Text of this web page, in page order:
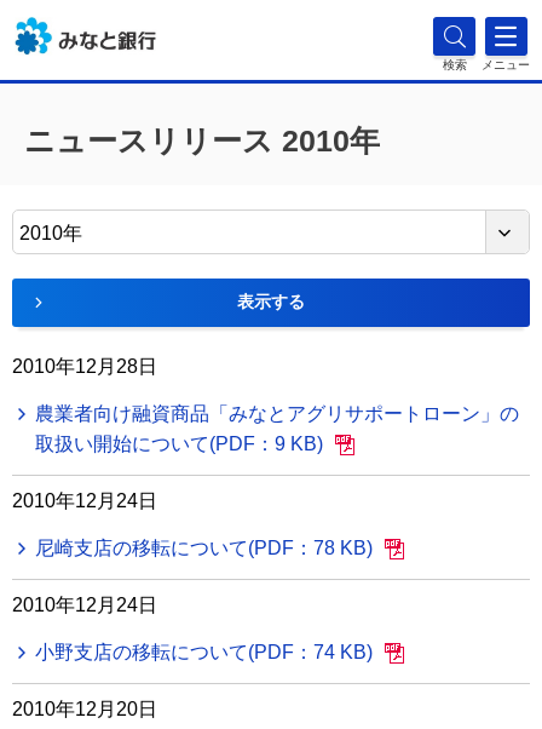
検索 メニュー
ニュースリリース 2010年
2010年
表示する
2010年12月28日
農業者向け融資商品「みなとアグリサポートローン」の
取扱い開始について(PDF：9 KB)
2010年12月24日
尼崎支店の移転について(PDF：78 KB)
2010年12月24日
小野支店の移転について(PDF：74 KB)
2010年12月20日